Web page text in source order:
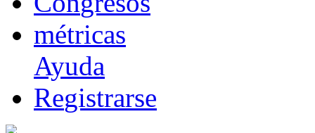
métricas
Ayuda
Registrarse